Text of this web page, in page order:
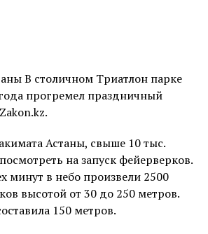
В столичном Триатлон парке
прогремел праздничный
Астаны, свыше 10 тыс.
на запуск фейерверков.
минут в небо произвели 2500
высотой от 30 до 250 метров.
150 метров.